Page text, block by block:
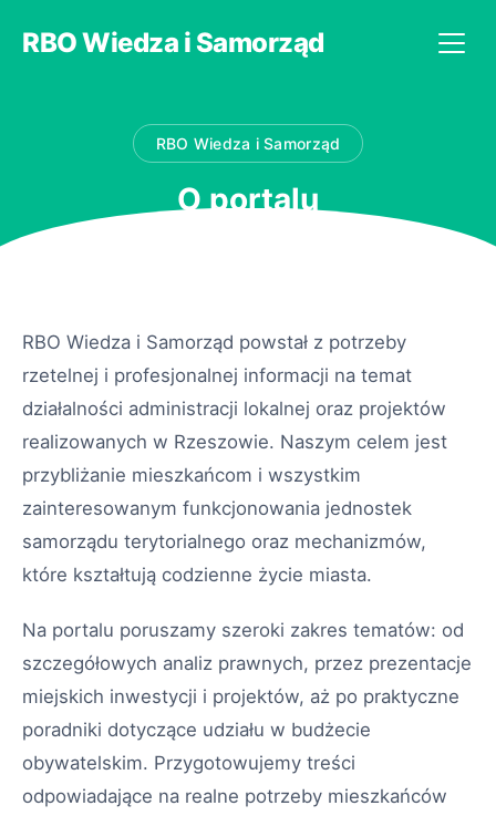
RBO Wiedza i Samorząd
RBO Wiedza i Samorząd
O portalu
RBO Wiedza i Samorząd powstał z potrzeby
rzetelnej i profesjonalnej informacji na temat
działalności administracji lokalnej oraz projektów
realizowanych w Rzeszowie. Naszym celem jest
przybliżanie mieszkańcom i wszystkim
zainteresowanym funkcjonowania jednostek
samorządu terytorialnego oraz mechanizmów,
które kształtują codzienne życie miasta.
Na portalu poruszamy szeroki zakres tematów: od
szczegółowych analiz prawnych, przez prezentacje
miejskich inwestycji i projektów, aż po praktyczne
poradniki dotyczące udziału w budżecie
obywatelskim. Przygotowujemy treści
odpowiadające na realne potrzeby mieszkańców